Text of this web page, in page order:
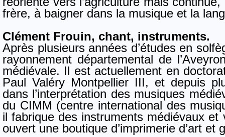
frère, à baigner dans la musique et la
Clément Frouin, chant, instruments.
Après plusieurs années d’études en
rayonnement départemental de
médiévale. Il est actuellement en
Paul Valéry Montpellier III, et depuis
dans l’interprétation des musiques
du CIMM (centre international des
il fabrique des instruments médiévaux et
ouvert une boutique d’imprimerie d’art et